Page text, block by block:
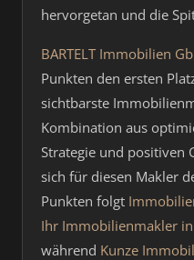
hervorgetan und die
BARTELT Immobilien
Punkten den ersten
sichtbarste
Kombination aus
Strategie und positiven
sich für diesen Makler
Punkten folgt
Ihr Immobilienmakler in
während Kunze